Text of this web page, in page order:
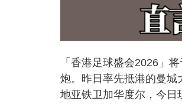
「香港足球盛会2026」
炮。昨日率先抵港的曼城
地亚铁卫加华度尔，今日